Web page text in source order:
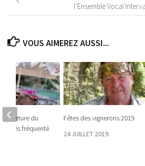
l’Ensemble Vocal
VOUS AIMEREZ AUSSI...
Fêtes des vignerons 2019
24 JUILLET 2019
du
très fréquenté